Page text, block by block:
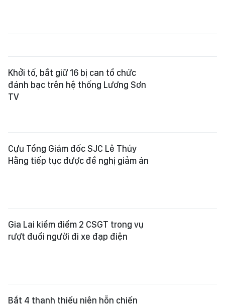
Khởi tố, bắt giữ 16 bị can tổ chức
đánh bạc trên hệ thống Lương Sơn
TV
Cựu Tổng Giám đốc SJC Lê Thúy
Hằng tiếp tục được đề nghị giảm án
Gia Lai kiểm điểm 2 CSGT trong vụ
rượt đuổi người đi xe đạp điện
Bắt 4 thanh thiếu niên hỗn chiến